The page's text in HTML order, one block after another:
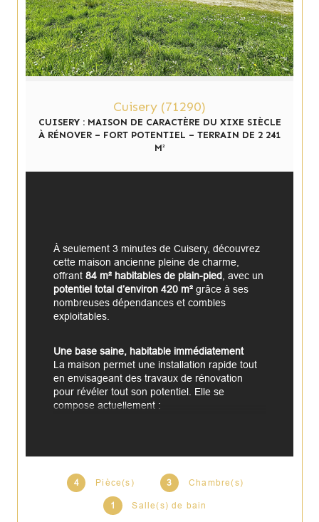
Cuisery (71290)
CUISERY : MAISON DE CARACTÈRE DU XIXE SIÈCLE
À RÉNOVER – FORT POTENTIEL – TERRAIN DE 2 241
M²
4 Pièce(s) 3 Chambre(s)
1 Salle(s) de bain
À seulement 3 minutes de Cuisery, découvrez
cette maison ancienne pleine de charme,
offrant 84 m² habitables de plain-pied, avec un
potentiel total d’environ 420 m² grâce à ses
nombreuses dépendances et combles
exploitables.
Une base saine, habitable immédiatement
La maison permet une installation rapide tout
en envisageant des travaux de rénovation
pour révéler tout son potentiel. Elle se
compose actuellement :
d’une salle à manger,
de trois chambres (dont une en enfilade),